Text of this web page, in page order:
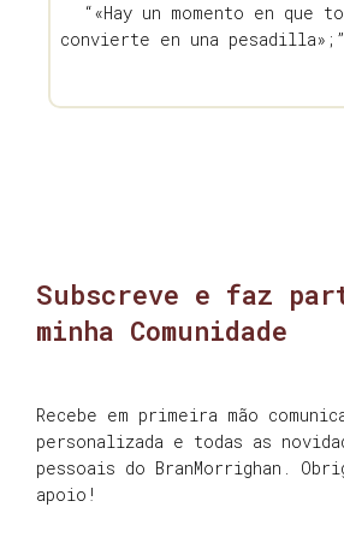
“«Hay un momento en que
convierte en una
Subscreve e faz
minha Comunidade
Recebe em primeira mão
personalizada e todas as
pessoais do BranMorrighan.
apoio!